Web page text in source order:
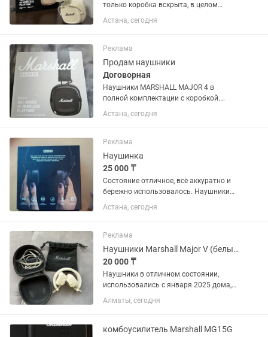
только коробка вскрыта, в целом
состояние новое. Долго держит
зарядку, есть возможность купить в
приложению маршал. Все вопросы по...
Астана, сегодня
Реклама
Продам наушники
Договорная
Наушники MARSHALL MAJOR 4 в
полной комплектации с коробкой.
Хороший звук, мощная батарея заряда
хватает на долгий срок. Работает в
беспроводной).
Астана, сегодня
Реклама
Наушинка
25 000 ₸
Состояние отличное, всё аккуратно и
бережно использовалось. Наушники
практически новые — использовались
всего один раз. Продаю. Торговая цена
Астана, сегодня
Реклама
Наушники Marshall Major V (белые)
20 000 ₸
Наушники в отличном состоянии,
использовались с января 2025 дома,
на улице были за 1,5 года раза 3-4.
Работают без нареканий, продаю, т.к.
и маршаллами пользуюсь...
Алматы, сегодня
комбоусилитель Marshall MG15G